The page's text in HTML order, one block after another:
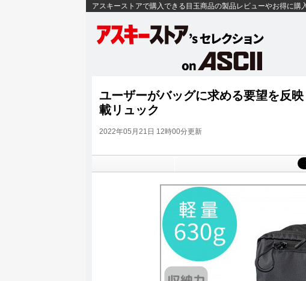
アスキーストアで購入できる目玉商品の製品レビューやお得に購
ユーザーがバッグに求める要望を反
載リュック
2022年05月21日 12時00分更新